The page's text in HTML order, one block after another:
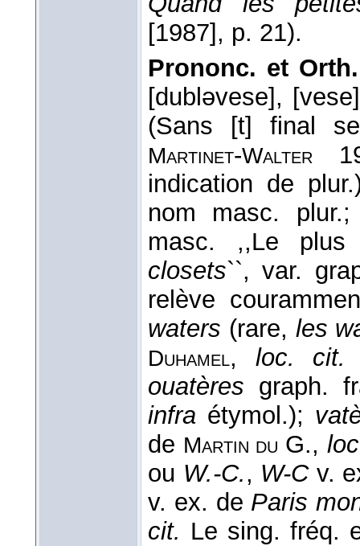
[1987] , p. 21).
Prononc. et
[dubləvese],
(Sans [t] final
Martinet-Walter
indication de
nom masc.
masc. ,,Le
closets``, var.
relève
waters (rare, les
Duhamel, loc. cit.
ouatères graph.
infra étymol.);
de Martin du G.,
ou W.-C., W-Cv.
v. ex. de Paris
cit. Le sing. fréq.